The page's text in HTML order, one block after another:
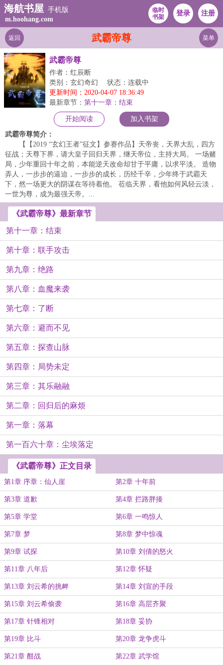
海航书屋 手机版
m.hoohang.com
临时
书架
登录 注册
武霸帝尊
返回 菜单
武霸帝尊
作者：红辰断
类别：玄幻奇幻
状态：连载中
更新时间：2020-04-07 18:36:49
最新章节： 第十一章：结束
开始阅读 加入书架
武霸帝尊简介：
【【2019 “玄幻王者”征文】参赛作品】天帝丧，天界大乱，四方
征战；天尊下界，请大皇子回归天界，继天帝位，主持大局。 一场赌
局，少年重回十年之前，本能逆天改命却甘于平庸，以求平淡。 造物
弄人，一步步的逼迫，一步步的成长，历经千辛，少年终于武霸天
下，然一场更大的阴谋在等待着他。 莅临天界，看他如何风轻云淡，
一世为尊，成为最强天帝。...
《武霸帝尊》最新章节
第十一章：结束
第十章：联手攻击
第九章：绝路
第八章：血魔来袭
第七章：了断
第六章：避而不见
第五章：探查山脉
第四章：局势未定
第三章：其乐融融
第二章：回归后的麻烦
第一章：落幕
第一百六十章：尘埃落定
《武霸帝尊》正文目录
第1章 序章：仙人崖 第2章 十年前
第3章 道歉 第4章 拦路胖揍
第5章 学堂 第6章 一鸣惊人
第7章 梦 第8章 梦中惊魂
第9章 试探 第10章 刘倩的怒火
第11章 八年后 第12章 怀疑
第13章 刘云希的挑衅 第14章 刘宣的手段
第15章 刘云希偷袭 第16章 高层齐聚
第17章 针锋相对 第18章 妥协
第19章 比斗 第20章 龙争虎斗
第21章 酣战 第22章 武学馆